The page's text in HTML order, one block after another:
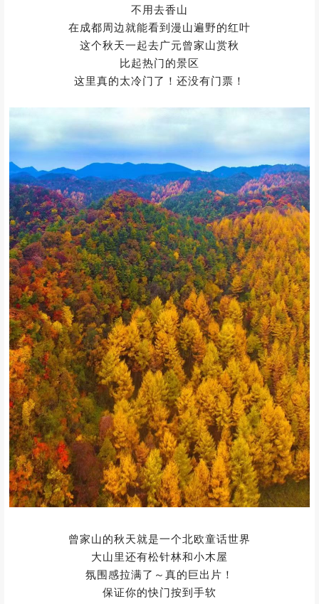
不用去香山
在成都周边就能看到漫山遍野的红叶
这个秋天一起去广元曾家山赏秋
比起热门的景区
这里真的太冷门了！还没有门票！
曾家山的秋天就是一个北欧童话世界
大山里还有松针林和小木屋
氛围感拉满了～真的巨出片！
保证你的快门按到手软